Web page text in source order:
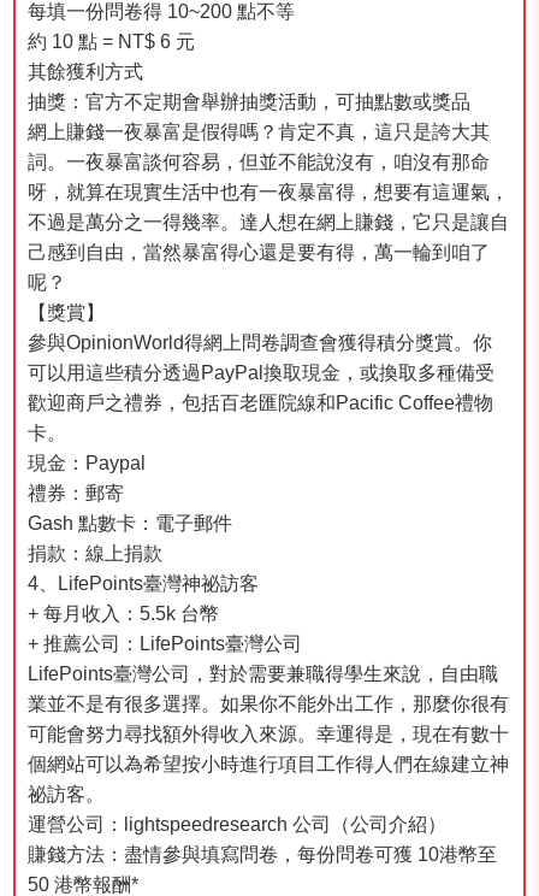
每填一份問卷得 10~200 點不等
約 10 點 = NT$ 6 元
其餘獲利方式
抽獎：官方不定期會舉辦抽獎活動，可抽點數或獎品
網上賺錢一夜暴富是假得嗎？肯定不真，這只是誇大其
詞。一夜暴富談何容易，但並不能說沒有，咱沒有那命
呀，就算在現實生活中也有一夜暴富得，想要有這運氣，
不過是萬分之一得幾率。達人想在網上賺錢，它只是讓自
己感到自由，當然暴富得心還是要有得，萬一輪到咱了
呢？
【獎賞】
參與OpinionWorld得網上問卷調查會獲得積分獎賞。你
可以用這些積分透過PayPal換取現金，或換取多種備受
歡迎商戶之禮券，包括百老匯院線和Pacific Coffee禮物
卡。
現金：Paypal
禮券：郵寄
Gash 點數卡：電子郵件
捐款：線上捐款
4、LifePoints臺灣神祕訪客
+ 每月收入：5.5k 台幣
+ 推薦公司：LifePoints臺灣公司
LifePoints臺灣公司，對於需要兼職得學生來說，自由職
業並不是有很多選擇。如果你不能外出工作，那麼你很有
可能會努力尋找額外得收入來源。幸運得是，現在有數十
個網站可以為希望按小時進行項目工作得人們在線建立神
祕訪客。
運營公司：lightspeedresearch 公司（公司介紹）
賺錢方法：盡情參與填寫問卷，每份問卷可獲 10港幣至
50 港幣報酬*